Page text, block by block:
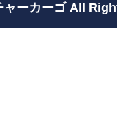
ーカーゴ All